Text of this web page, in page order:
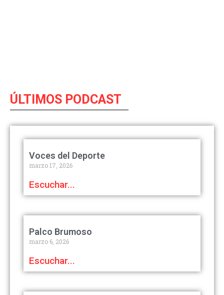
ÚLTIMOS PODCAST
Voces del Deporte
marzo 17, 2026
Escuchar...
Palco Brumoso
marzo 6, 2026
Escuchar...